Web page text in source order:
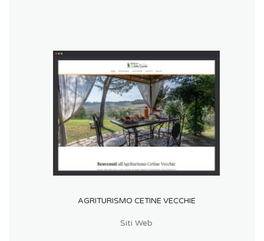
AGRITURISMO CETINE VECCHIE
Siti Web